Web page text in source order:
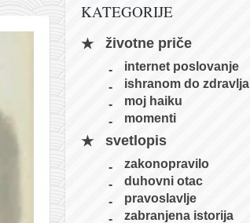
KATEGORIJE
životne priče
internet poslovanje
ishranom do zdravlja
moj haiku
momenti
svetlopis
zakonopravilo
duhovni otac
pravoslavlje
zabranjena istorija